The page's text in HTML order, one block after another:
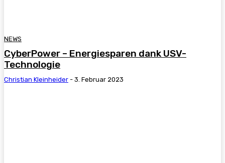
NEWS
CyberPower – Energiesparen dank USV-
Technologie
Christian Kleinheider - 3. Februar 2023